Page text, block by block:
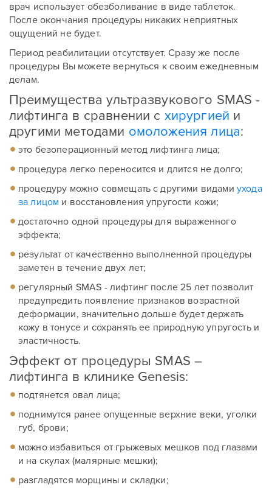
врач использует обезболивание в виде таблеток.
После окончания процедуры никаких неприятных
ощущений не будет.
Период реабилитации отсутствует. Сразу же после
процедуры Вы можете вернуться к своим ежедневным
делам.
Преимущества ультразвукового SMAS -
лифтинга в сравнении с хирургией и
другими методами омоложения лица:
это безоперационный метод лифтинга лица;
процедура легко переносится и длится не долго;
процедуру можно совмещать с другими видами ухода
за лицом и восстановления упругости кожи;
достаточно одной процедуры для выраженного
эффекта;
результат от качественно выполненной процедуры
заметен в течение двух лет;
регулярный SMAS - лифтинг после 25 лет позволит
предупредить появление признаков возрастной
деформации, значительно дольше будет держать
кожу в тонусе и сохранять ее природную упругость и
эластичность.
Эффект от процедуры SMAS –
лифтинга в клинике Genesis:
подтянется овал лица;
поднимутся ранее опущенные верхние веки, уголки
губ, брови;
можно избавиться от грыжевых мешков под глазами
и на скулах (малярные мешки);
разгладятся морщины и складки;